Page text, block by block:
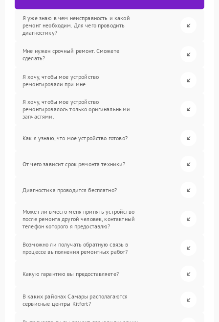
Я уже знаю в чем неисправность и какой
ремонт необходим. Для чего проводить
диагностику?
Мне нужен срочный ремонт. Сможете
сделать?
Я хочу, чтобы мое устройство
ремонтировали при мне.
Я хочу, чтобы мое устройство
ремонтировалось только оригинальными
запчастями.
Как я узнаю, что мое устройство готово?
От чего зависит срок ремонта техники?
Диагностика проводится бесплатно?
Может ли вместо меня принять устройство
после ремонта другой человек, контактный
телефон которого я предоставлю?
Возможно ли получать обратную связь в
процессе выполнения ремонтных работ?
Какую гарантию вы предоставляете?
В каких районах Самары располагаются
сервисные центры Kitfort?